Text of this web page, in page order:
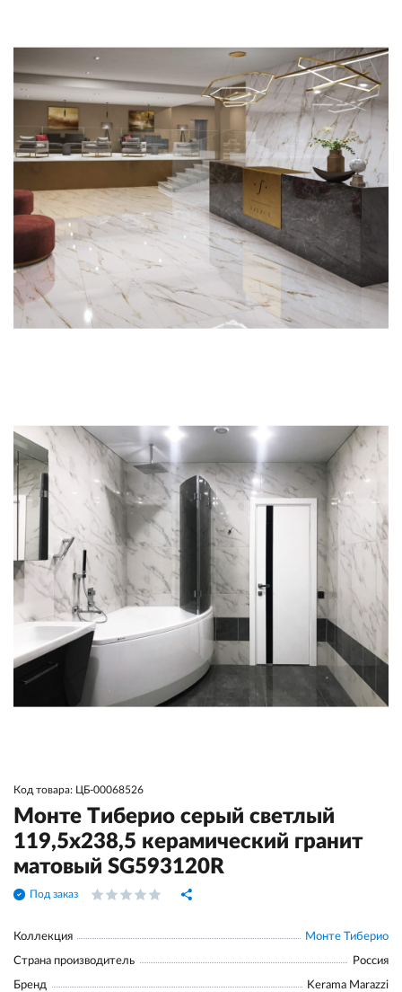
Код товара: ЦБ-00068526
Монте Тиберио серый светлый
119,5x238,5 керамический гранит
матовый SG593120R
Под заказ
Коллекция Монте Тиберио
Страна производитель Россия
Бренд Kerama Marazzi